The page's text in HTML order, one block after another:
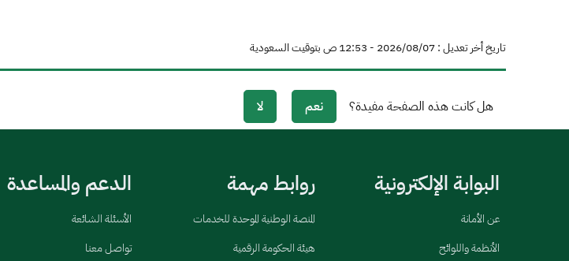
تاريخ أخر تعديل : 07‏/08‏/2026 - 12:53 ص بتوقيت السعودية
هل كانت هذه الصفحة مفيدة؟ نعم لا
البوابة الإلكترونية
عن الأمانة
الأنظمة واللوائح
روابط مهمة
المنصة الوطنية الموحدة للخدمات
هيئة الحكومة الرقمية
الدعم والمساعدة
الأسئلة الشائعة
تواصل معنا